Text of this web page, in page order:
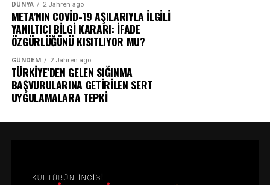
DÜNYA 2 Jahren ago
META’NIN COVİD-19 AŞILARIYLA İLGİLİ
YANILTICI BİLGİ KARARI: İFADE
ÖZGÜRLÜĞÜNÜ KISITLIYOR MU?
GÜNDEM 2 Jahren ago
TÜRKİYE’DEN GELEN SIĞINMA
BAŞVURULARINA GETİRİLEN SERT
UYGULAMALARA TEPKİ